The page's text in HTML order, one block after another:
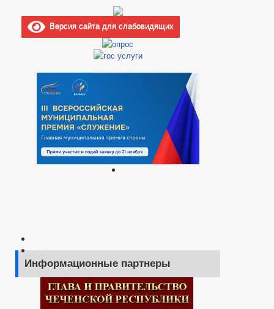
Версия сайта для слабовидящих
Информационные партнеры